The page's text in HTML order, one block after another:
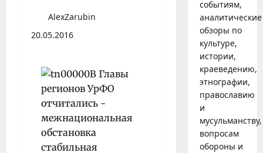
AlexZarubin
20.05.2016
событиям,
аналитические
обзоры по
культуре,
истории,
краеведению,
этнографии,
православию
и
мусульманству,
вопросам
обороны и